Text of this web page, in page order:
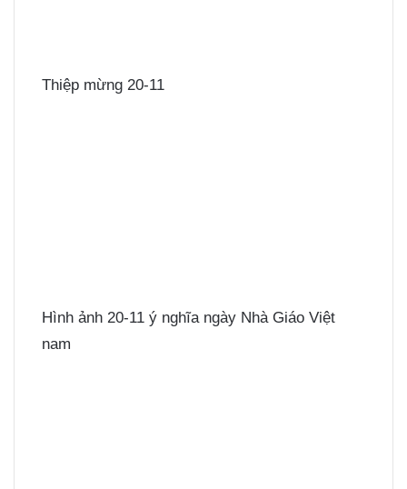
Thiệp mừng 20-11
Hình ảnh 20-11 ý nghĩa ngày Nhà Giáo Việt
nam